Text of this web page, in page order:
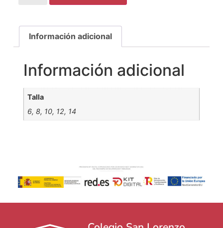
Información adicional
Información adicional
Talla
6, 8, 10, 12, 14